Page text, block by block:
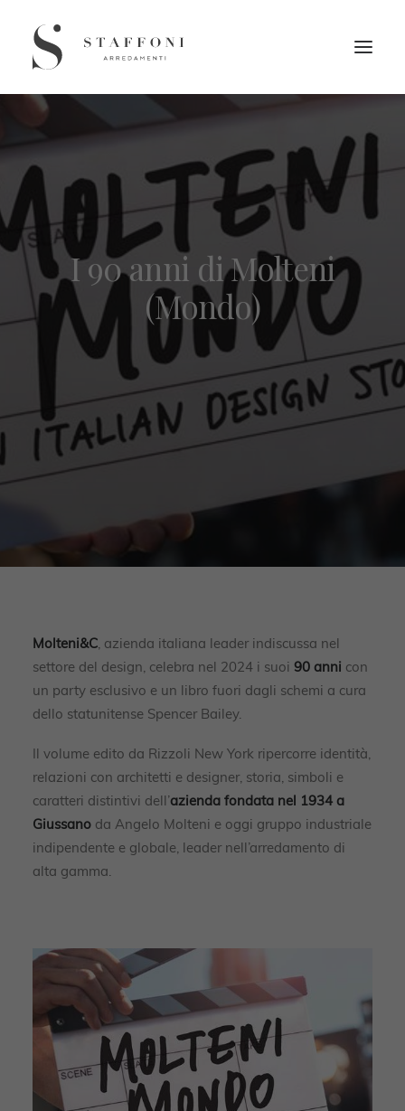
I 90 anni di Molteni
(Mondo)
Molteni&C, azienda italiana leader indiscussa nel
settore del design, celebra nel 2024 i suoi 90 anni con
un party esclusivo e un libro fuori dagli schemi a cura
dello statunitense Spencer Bailey.
Il volume edito da Rizzoli New York ripercorre identità,
relazioni con architetti e designer, storia, simboli e
caratteri distintivi dell’azienda fondata nel 1934 a
Giussano da Angelo Molteni e oggi gruppo industriale
indipendente e globale, leader nell’arredamento di
alta gamma.